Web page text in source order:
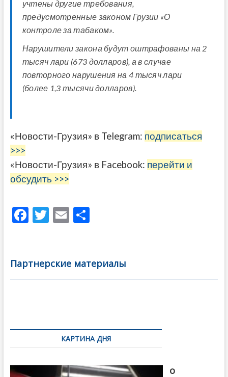
учтены другие требования,
предусмотренные законом Грузии «О
контроле за табаком».
Нарушители закона будут оштрафованы на 2
тысяч лари (673 долларов), а в случае
повторного нарушения на 4 тысяч лари
(более 1,3 тысячи долларов).
«Новости-Грузия» в Telegram: подписаться
>>>
«Новости-Грузия» в Facebook: перейти и
обсудить >>>
F
b
o
T
er
E
l
О
а
в
Партнерские материалы
по
записямКАРТИНА ДНЯ
о